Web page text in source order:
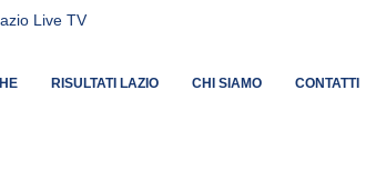
RISULTATI LAZIO CHI SIAMO CONTATTI